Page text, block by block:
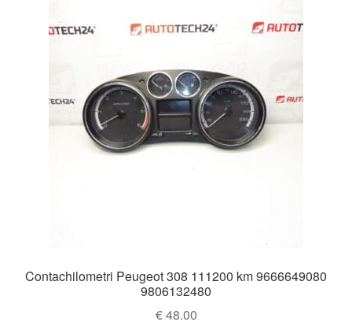
Contachilometri Peugeot 308 111200 km 9666649080
9806132480
€48.00